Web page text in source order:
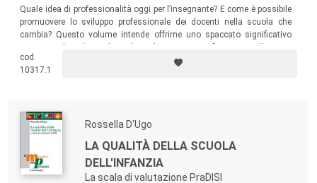
Quale idea di professionalità oggi per l’insegnante? E come è possibile
promuovere lo sviluppo professionale dei docenti nella scuola che
cambia? Questo volume intende offrirne uno spaccato significativo
"sviluppo professionale" guardandolo da varie prospettive teoriche.
cod.
10317.1
Rossella D'Ugo
LA QUALITÀ DELLA SCUOLA
DELL'INFANZIA
La scala di valutazione PraDISI